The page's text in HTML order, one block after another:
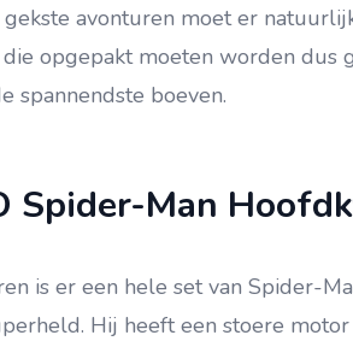
gekste avonturen moet er
opgepakt moeten worden dus
spannendste boeven.
Spider-Man
is er een hele set van Spider-
Hij heeft een stoere